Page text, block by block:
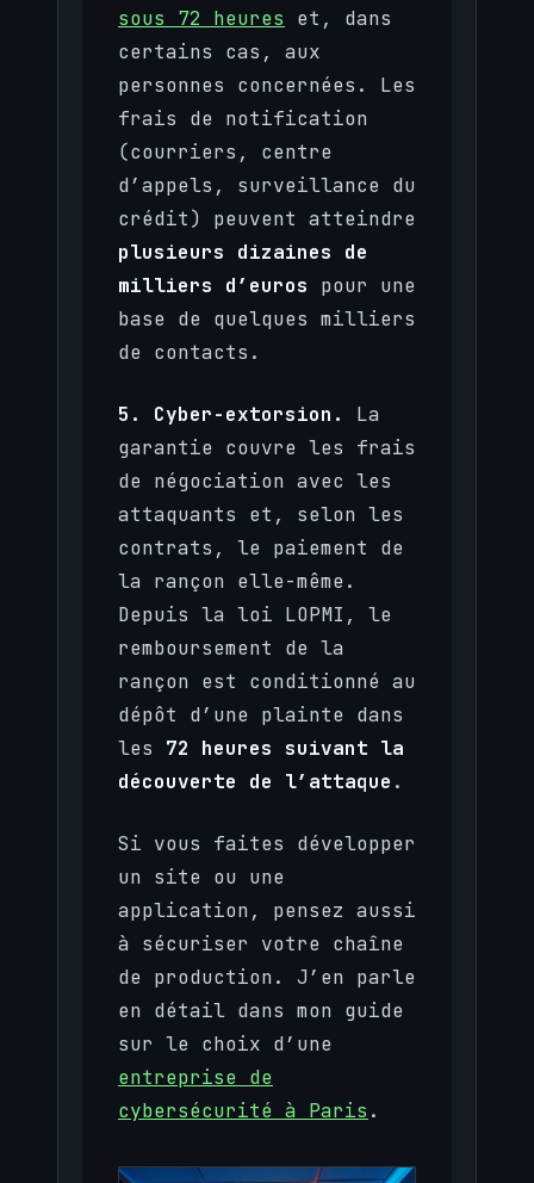
sous 72 heures et, dans
certains cas, aux
personnes concernées. Les
frais de notification
(courriers, centre
d’appels, surveillance du
crédit) peuvent atteindre
plusieurs dizaines de
milliers d’euros pour une
base de quelques milliers
de contacts.
5. Cyber-extorsion.
La
garantie couvre les frais
de négociation avec les
attaquants et, selon les
contrats, le paiement de
la rançon elle-même.
Depuis la loi LOPMI, le
remboursement de la
rançon est conditionné au
dépôt d’une plainte dans
les 72 heures suivant la
découverte de l’attaque .
Si vous faites développer
un site ou une
application, pensez aussi
à sécuriser votre chaîne
de production. J’en parle
en détail dans mon guide
sur le choix d’une
entreprise de
cybersécurité à Paris .